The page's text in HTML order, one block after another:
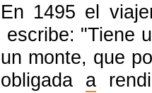
En 1495 el
escribe: "Tiene
un monte, que
obligada a